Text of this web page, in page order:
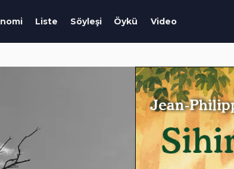
Liste Söyleşi Öykü Video